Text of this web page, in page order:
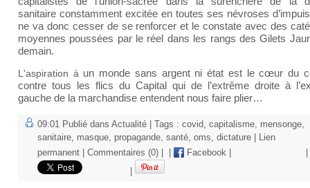
sanitaire constamment excitée en toutes ses névroses
ne va donc cesser de se renforcer et le constate avec des
moyennes poussées par le réel dans les rangs des Gilets
demain.
L'aspiration à un monde sans argent ni état est le cœurdu
contre tous les flics du Capital qui de l’extrême droite à
gauche de la marchandise entendent nous faire plier…
09:01 Publié dans Actualité | Tags : covid capitalisme mensonge
sanitaire
masque propagande santé oms dictature
Lien
permanent
Commentaires (0) Facebook